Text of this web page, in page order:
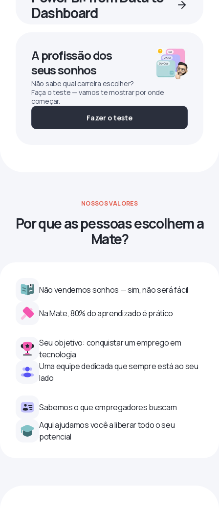
Dashboard
A profissão dos
seus sonhos
Não sabe qual carreira escolher?
Faça o teste — vamos te mostrar por onde
começar.
Fazer o teste
NOSSOS VALORES
Por que as pessoas escolhem a
Mate?
Não vendemos sonhos — sim, não será fácil
Na Mate, 80% do aprendizado é prático
Seu objetivo: conquistar um emprego em
tecnologia
Uma equipe dedicada que sempre está ao seu
lado
Sabemos o que empregadores buscam
Aqui ajudamos você a liberar todo o seu
potencial